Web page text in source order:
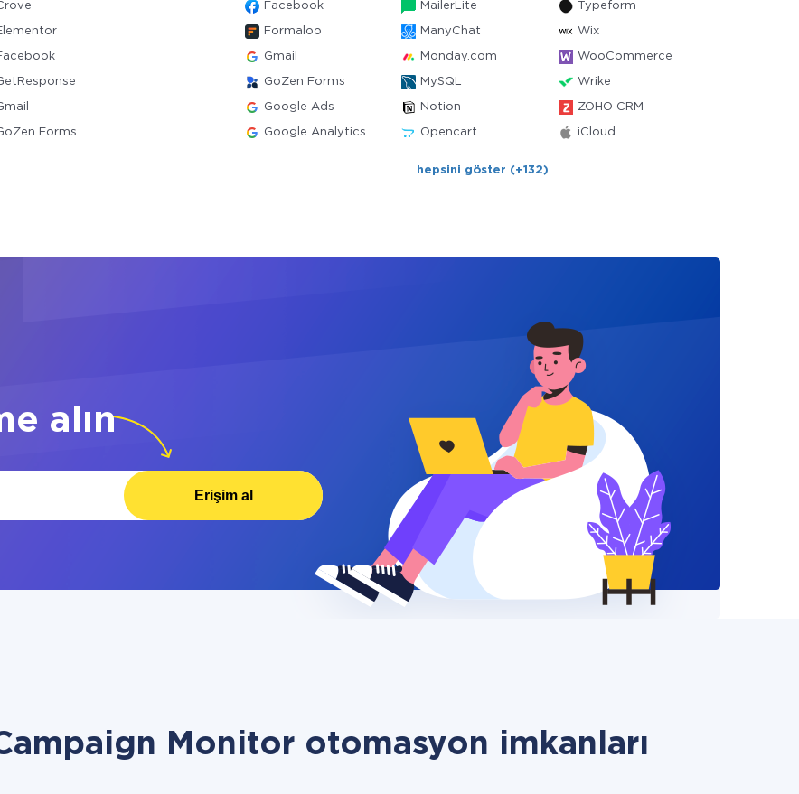
Forms
Facebook MailerLite Typeform
Formaloo ManyChat Wix
Gmail Monday.com WooCommerce
GoZen Forms MySQL Wrike
Google Ads Notion ZOHO CRM
Google Analytics Opencart iCloud
hepsini göster (+132)
alın
Erişim al
Monitor otomasyon imkanları